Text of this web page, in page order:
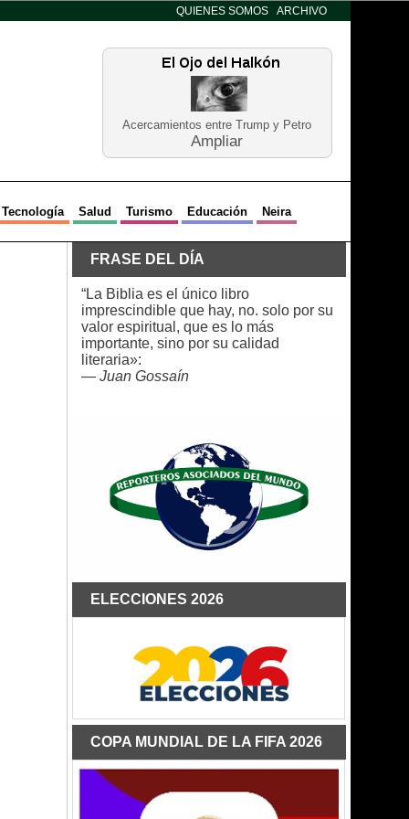
QUIENES SOMOS ARCHIVO
Acercamientos entre Trump y Petro
Ampliar
Tecnología Salud Turismo Educación Neira
FRASE DEL DÍA
“La Biblia es el único libro
imprescindible que hay, no. solo por su
valor espiritual, que es lo más
importante, sino por su calidad
literaria»:
— Juan Gossaín
ELECCIONES 2026
COPA MUNDIAL DE LA FIFA 2026